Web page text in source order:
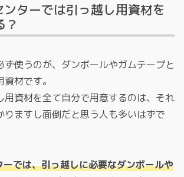
ターでは引っ越し用資材を
？
ず使うのが、ダンボールやガムテープと
材です。
用資材を全て自分で用意するのは、それ
りますし面倒だと思う人も多いはずで
では、引っ越しに必要なダンボールや